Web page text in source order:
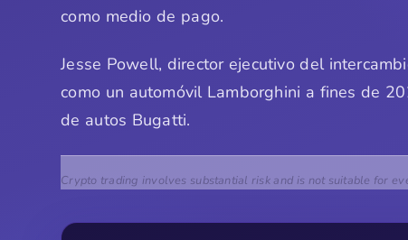
como medio de pago.
Jesse Powell, director ejecutivo del
como un automóvil Lamborghini a fines de
de autos Bugatti.
Crypto trading involves substantial risk and is not suitable for